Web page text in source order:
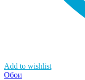
Add to wishlist
Обои